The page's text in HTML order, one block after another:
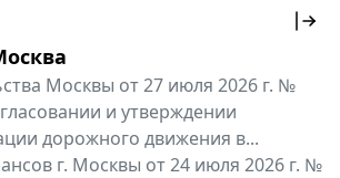
Москвы от 27 июля 2026 г. №
и утверждении
дорожного движения в...
г. Москвы от 24 июля 2026 г. №